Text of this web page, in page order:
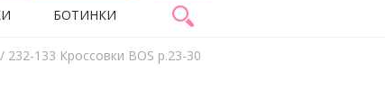
БОТИНКИ
/ 232-133 Кроссовки BOS р.23-30